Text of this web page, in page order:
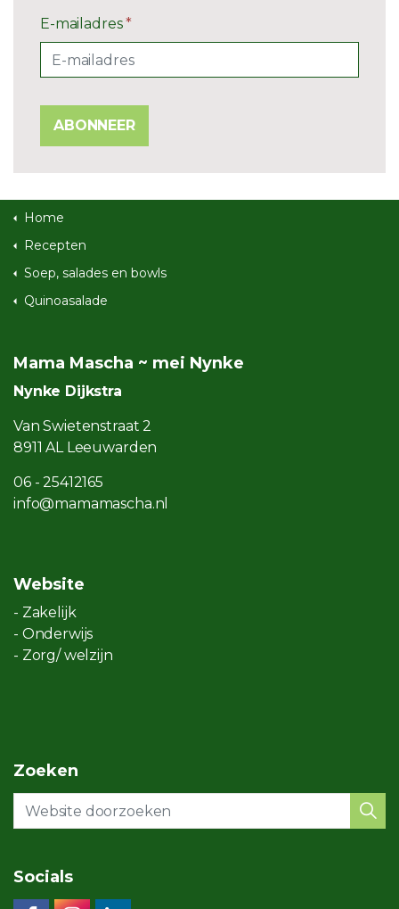
E-mailadres*
ABONNEER
Home
Recepten
Soep, salades en bowls
Quinoasalade
Mama Mascha ~ mei Nynke
Nynke Dijkstra
Van Swietenstraat 2
8911 AL Leeuwarden
06 - 25412165
info@mamamascha.nl
Website
- Zakelijk
- Onderwijs
- Zorg/ welzijn
Zoeken
Socials